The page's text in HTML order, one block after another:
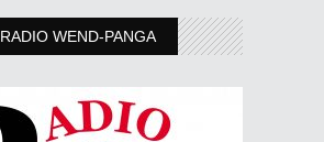
RADIO WEND-PANGA